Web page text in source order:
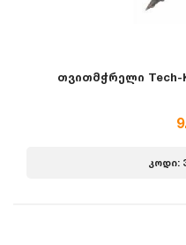
თვითმჭრელი Tech-
კოდი: